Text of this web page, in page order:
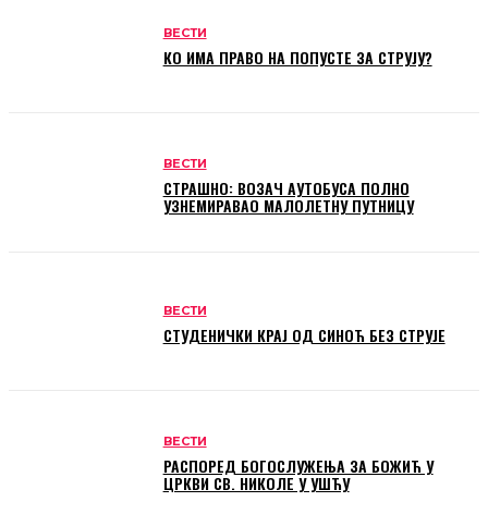
ВЕСТИ
КО ИМА ПРАВО НА ПОПУСТЕ ЗА СТРУЈУ?
ВЕСТИ
СТРАШНО: ВОЗАЧ АУТОБУСА ПОЛНО
УЗНЕМИРАВАО МАЛОЛЕТНУ ПУТНИЦУ
ВЕСТИ
СТУДЕНИЧКИ КРАЈ ОД СИНОЋ БЕЗ СТРУЈЕ
ВЕСТИ
РАСПОРЕД БОГОСЛУЖЕЊА ЗА БОЖИЋ У
ЦРКВИ СВ. НИКОЛЕ У УШЋУ